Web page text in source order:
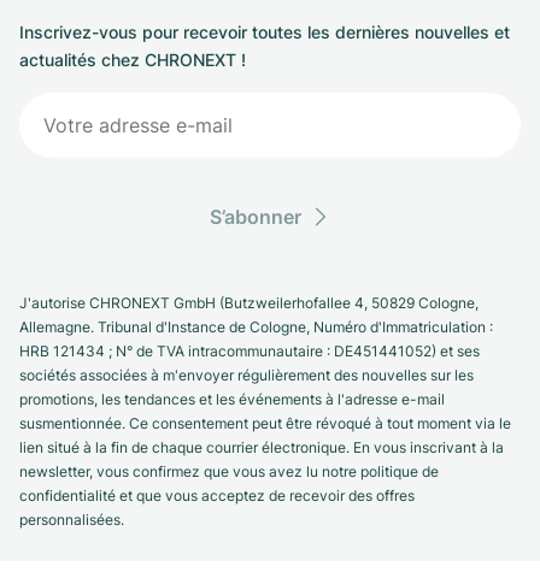
Inscrivez-vous pour recevoir toutes les dernières nouvelles et
actualités chez CHRONEXT !
S’abonner
J'autorise CHRONEXT GmbH (Butzweilerhofallee 4, 50829 Cologne,
Allemagne. Tribunal d'Instance de Cologne, Numéro d'Immatriculation :
HRB 121434 ; N° de TVA intracommunautaire : DE451441052) et ses
sociétés associées à m'envoyer régulièrement des nouvelles sur les
promotions, les tendances et les événements à l'adresse e-mail
susmentionnée. Ce consentement peut être révoqué à tout moment via le
lien situé à la fin de chaque courrier électronique. En vous inscrivant à la
newsletter, vous confirmez que vous avez lu notre politique de
confidentialité et que vous acceptez de recevoir des offres
personnalisées.